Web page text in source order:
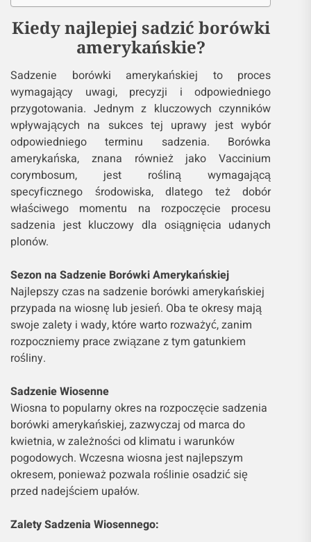
Kiedy najlepiej sadzić borówki
amerykańskie?
Sadzenie borówki amerykańskiej to proces
wymagający uwagi, precyzji i odpowiedniego
przygotowania. Jednym z kluczowych czynników
wpływających na sukces tej uprawy jest wybór
odpowiedniego terminu sadzenia. Borówka
amerykańska, znana również jako Vaccinium
corymbosum, jest rośliną wymagającą
specyficznego środowiska, dlatego też dobór
właściwego momentu na rozpoczęcie procesu
sadzenia jest kluczowy dla osiągnięcia udanych
plonów.
Sezon na Sadzenie Borówki Amerykańskiej
Najlepszy czas na sadzenie borówki amerykańskiej
przypada na wiosnę lub jesień. Oba te okresy mają
swoje zalety i wady, które warto rozważyć, zanim
rozpoczniemy prace związane z tym gatunkiem
rośliny.
Sadzenie Wiosenne
Wiosna to popularny okres na rozpoczęcie sadzenia
borówki amerykańskiej, zazwyczaj od marca do
kwietnia, w zależności od klimatu i warunków
pogodowych. Wczesna wiosna jest najlepszym
okresem, ponieważ pozwala roślinie osadzić się
przed nadejściem upałów.
Zalety Sadzenia Wiosennego: